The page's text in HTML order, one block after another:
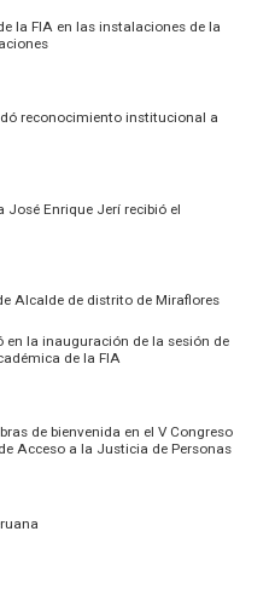
la FIA en las instalaciones de la
reconocimiento institucional a
José Enrique Jerí recibió el
Alcalde de distrito de Miraflores
en la inauguración de la sesión de
de la FIA
de bienvenida en el V Congreso
Acceso a la Justicia de Personas